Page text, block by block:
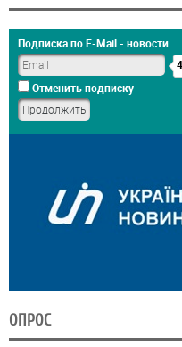
Подписка по E-Mail - новости
Отменить подписку
ОПРОС